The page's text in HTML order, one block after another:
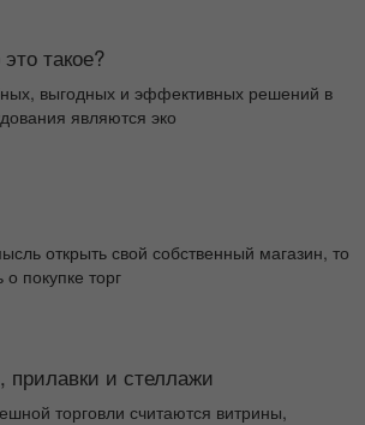
такое?
выгодных и эффективных решений в
являются эко
открыть свой собственный магазин, то
покупке торг
прилавки и стеллажи
торговли считаются витрины,